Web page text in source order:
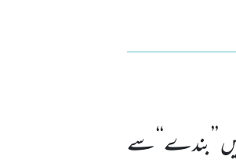
’’بندے‘‘ سے